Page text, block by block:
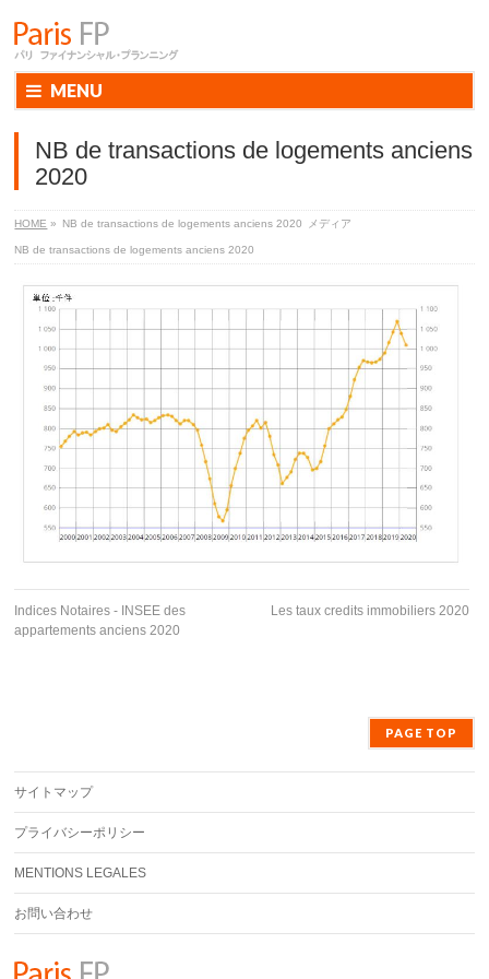
MENU
NB de transactions de logements anciens
2020
HOME » NB de transactions de logements anciens 2020 メディア
NB de transactions de logements anciens 2020
Indices Notaires - INSEE des
appartements anciens 2020
Les taux credits immobiliers 2020
PAGE TOP
サイトマップ
プライバシーポリシー
MENTIONS LEGALES
お問い合わせ